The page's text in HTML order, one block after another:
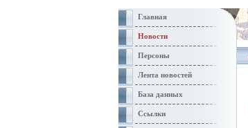
Главная
Новости
Персоны
Лента новостей
База данных
Ссылки